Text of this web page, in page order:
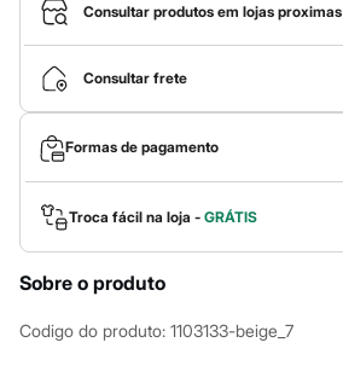
Jeans
Macacões
Saias
Shorts e Bermudas
Vestidos
Acessórios
Bolsas
Bonés e Chapéus
Bijoux
Cintos
Óculos
Relógios
Calçados
Botas
Rasteirinhas
Consultar produtos em lojas proximas
Consultar frete
Formas de pagamento
Troca fácil na loja - GRÁTIS
Sobre o produto
Codigo do produto: 1103133-beige_7